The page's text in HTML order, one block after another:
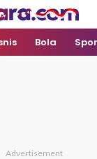
Bola